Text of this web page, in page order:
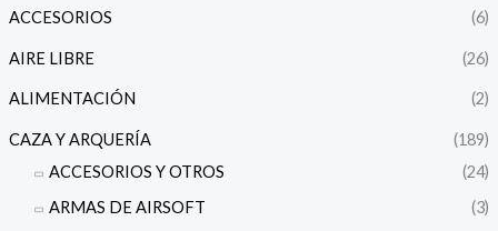
o
ACCESORIOS (6)
AIRE LIBRE (26)
ALIMENTACIÓN (2)
CAZA Y ARQUERÍA
(189)
ACCESORIOS Y OTROS
(24)
ARMAS DE AIRSOFT
(3)